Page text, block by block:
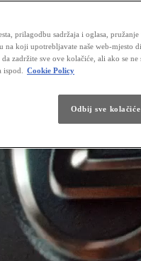
prilagodbu sadržaja i oglasa, pružanje
koji upotrebljavate naše web-mjesto
zadržite sve ove kolačiće, ali ako se ne
Cookie Policy
Odbij sve kolačiće